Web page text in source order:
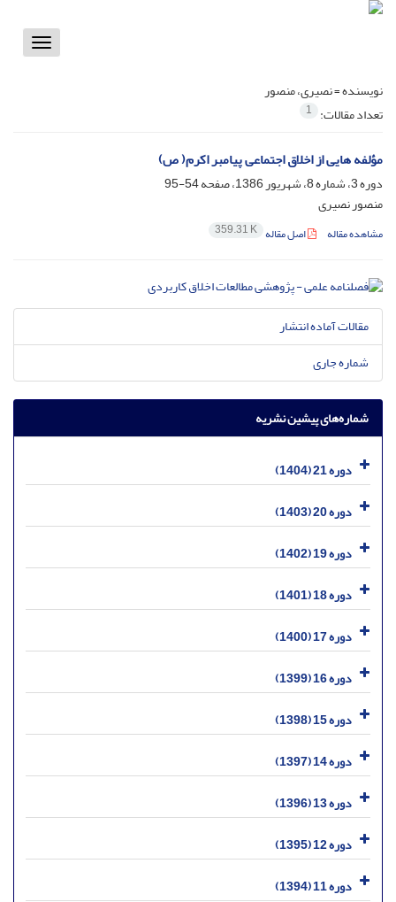
Toggle
نویسنده =نصیری، منصور
تعداد مقالات: 1
مؤلفه هایی از اخلاق اجتماعی پیامبر اکرم( ص)
دوره 3، شماره 8، شهریور 1386، صفحه
54-95
منصور نصیری
مشاهده مقاله اصل مقاله 359.31 K
مقالات آماده انتشار
شماره جاری
شماره‌های پیشین نشریه
دوره 21 (1404)
دوره 20 (1403)
دوره 19 (1402)
دوره 18 (1401)
دوره 17 (1400)
دوره 16 (1399)
دوره 15 (1398)
دوره 14 (1397)
دوره 13 (1396)
دوره 12 (1395)
دوره 11 (1394)